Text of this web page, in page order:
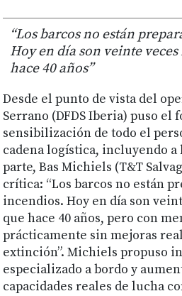
“Los barcos no están
Hoy en día son veinte veces
hace 40 años”
Desde el punto de vista del
Serrano (DFDS Iberia) puso el
sensibilización de todo el
cadena logística, incluyendo a
parte, Bas Michiels (T&T
crítica: “Los barcos no están
incendios. Hoy en día son
que hace 40 años, pero con
prácticamente sin mejoras
extinción”. Michiels propuso
especializado a bordo y
capacidades reales de lucha